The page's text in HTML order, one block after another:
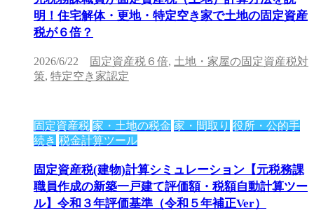
明！住宅解体・更地・特定空き家で土地の固定資産
税が６倍？
2026/6/22 固定資産税６倍, 土地・家屋の固定資産税対
策, 特定空き家認定
固定資産税 家・土地の税金 家・間取り 役所・公的手
続き 税金計算ツール
固定資産税(建物)計算シミュレーション【元税務課
職員作成の新築一戸建て評価額・税額自動計算ツー
ル】令和３年評価基準（令和５年補正Ver）